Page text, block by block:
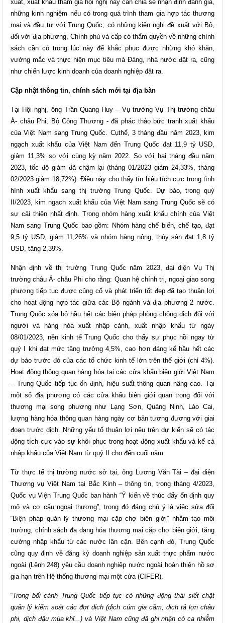
xuất, xuất khẩu tham gia hội nghị này cần chia sẻ nhận định đánh giá,
những kinh nghiệm nếu có trong quá trình tham gia hợp tác thương
mại và đầu tư với Trung Quốc; có những kiến nghị đề xuất với Bộ,
đối với địa phương, Chính phủ và cấp có thẩm quyền về những chính
sách cần có trong lúc này để khắc phục được những khó khăn,
vướng mắc và thực hiện mục tiêu mà Đảng, nhà nước đặt ra, cũng
như chiến lược kinh doanh của doanh nghiệp đặt ra.
Cập nhật thông tin, chính sách mới tại địa bàn
Tại Hội nghị, ông Trần Quang Huy – Vụ trưởng Vụ Thị trường châu
Á- châu Phi, Bộ Công Thương - đã phác thảo bức tranh xuất khẩu
của Việt Nam sang Trung Quốc. Cụthể, 3 tháng đầu năm 2023, kim
ngạch xuất khẩu của Việt Nam đến Trung Quốc đạt 11,9 tỷ USD,
giảm 11,3% so với cùng kỳ năm 2022. So với hai tháng đầu năm
2023, tốc độ giảm đã chậm lại (tháng 01/2023 giảm 24,33%, tháng
02/2023 giảm 18,72%). Điều này cho thấy tín hiệu tích cực trong tình
hình xuất khẩu sang thị trường Trung Quốc. Dự báo, trong quý
II/2023, kim ngạch xuất khẩu của Việt Nam sang Trung Quốc sẽ có
sự cải thiện nhất định. Trong nhóm hàng xuất khẩu chính của Việt
Nam sang Trung Quốc bao gồm: Nhóm hàng chế biến, chế tạo, đạt
9,5 tỷ USD, giảm 11,26% và nhóm hàng nông, thủy sản đạt 1,8 tỷ
USD, tăng 2,39%.
Nhận định về thị trường Trung Quốc năm 2023, đại diện Vụ Thị
trường châu Á- châu Phi cho rằng: Quan hệ chính trị, ngoại giao song
phương tiếp tục được củng cố và phát triển tốt đẹp đã tạo thuận lợi
cho hoạt động hợp tác giữa các Bộ ngành và địa phương 2 nước.
Trung Quốc xóa bỏ hầu hết các biện pháp phòng chống dịch đối với
người và hàng hóa xuất nhập cảnh, xuất nhập khẩu từ ngày
08/01/2023, nền kinh tế Trung Quốc cho thấy sự phục hồi ngay từ
quý I khi đạt mức tăng trưởng 4,5%, cao hơn đáng kể hầu hết các
dự báo trước đó của các tổ chức kinh tế lớn trên thế giới (chỉ 4%).
Hoạt động thông quan hàng hóa tại các cửa khẩu biên giới Việt Nam
– Trung Quốc tiếp tục ổn định, hiệu suất thông quan nâng cao. Tại
một số địa phương có các cửa khẩu biên giới quan trọng đối với
thương mại song phương như Lạng Sơn, Quảng Ninh, Lào Cai,
lượng hàng hóa thông quan hàng ngày cơ bản tương đương với giai
đoạn trước dịch. Những yếu tố thuận lợi nêu trên dự kiến sẽ có tác
động tích cực vào sự khôi phục trong hoạt động xuất khẩu và kể cả
nhập khẩu của Việt Nam từ quý II cho đến cuối năm.
Từ thực tế thị trường nước sở tại, ông Lương Văn Tài – đại diện
Thương vụ Việt Nam tại Bắc Kinh – thông tin, trong tháng 4/2023,
Quốc vụ Viện Trung Quốc ban hành “Ý kiến về thúc đẩy ổn định quy
mô và cơ cấu ngoại thương”, trong đó đáng chú ý là việc sửa đổi
“Biện pháp quản lý thương mại cặp chợ biên giới” nhằm tạo môi
trường, chính sách đa dạng hóa thương mại cặp chợ biên giới, tăng
cường nhập khẩu từ các nước lân cận. Bên cạnh đó, Trung Quốc
cũng quy định về đăng ký doanh nghiệp sản xuất thực phẩm nước
ngoài (Lệnh 248) yêu cầu doanh nghiệp nước ngoài hoàn thiện hồ sơ
gia hạn trên Hệ thống thương mại một cửa (CIFER).
“Trong bối cảnh Trung Quốc tiếp tục có những động thái siết chặt
quản lý kiểm soát các đợt dịch (dịch cúm gia cầm, dịch tả lợn châu
phi, dịch đậu mùa khỉ...) và Việt Nam cũng đã ghi nhận có ca nhiễm